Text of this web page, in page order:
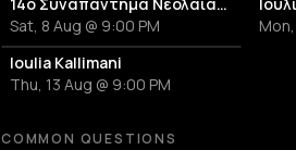
14ο Συναπάντημα Νεολαίας Ποντίων: «Τα Καγαλιώτικα»
Sat, 8 Aug @ 9:00 PM
Ioulia Kallimani
Thu, 13 Aug @ 9:00 PM
COMMON QUESTIONS